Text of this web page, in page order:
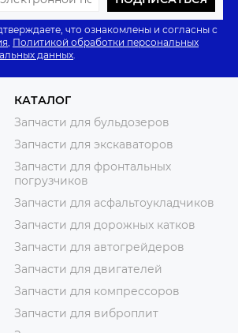
что ознакомлены и согласны с
, Политикой обработки персональных
данных.
КАТАЛОГ
Запчасти для бульдозеров
Запчасти для экскаваторов
Запчасти для фронтальных
погрузчиков
Запчасти для асфальтоукладчиков
Запчасти для дорожных катков
Запчасти для автогрейдеров
Запчасти для двигателей
Запчасти для компрессоров
Запчасти для виброплит